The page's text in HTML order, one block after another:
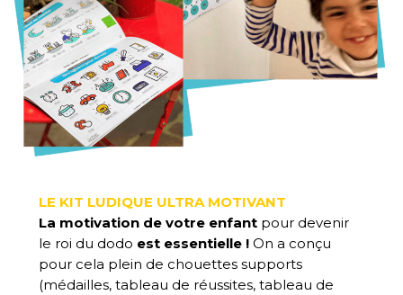
LE KIT LUDIQUE ULTRA MOTIVANT
La motivation de votre enfantpour devenir
le roi du dodo est essentielle !On a conçu
pour cela plein de chouettes supports
(médailles, tableau de réussites, tableau de